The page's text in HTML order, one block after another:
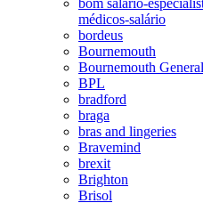
médicos-salário
bordeus
Bournemouth
Bournemouth
BPL
bradford
braga
bras and lingeries
Bravemind
brexit
Brighton
Brisol